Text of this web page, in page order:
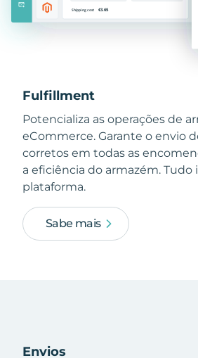
Fulfillment
Potencializa as operações de
eCommerce. Garante o envio
corretos em todas as
a eficiência do armazém.
plataforma.
Sabe mais
Envios